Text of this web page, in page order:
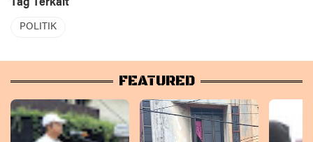
Tag Terkait
POLITIK
FEATURED